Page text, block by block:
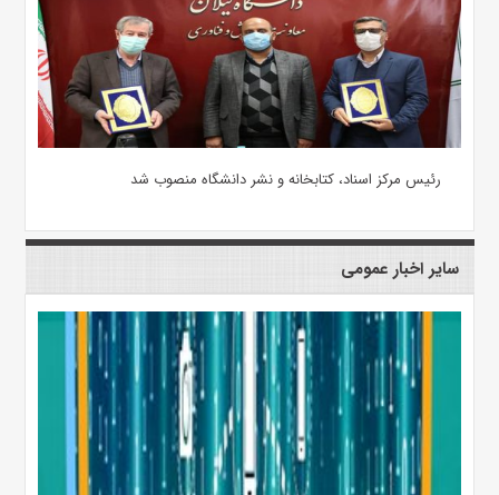
رئیس مرکز اسناد، کتابخانه و نشر دانشگاه منصوب شد
سایر اخبار عمومی